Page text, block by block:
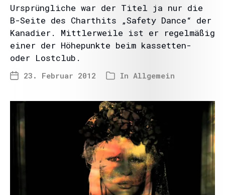
Ursprüngliche war der Titel ja nur die
B-Seite des Charthits „Safety Dance“ der
Kanadier. Mittlerweile ist er regelmäßig
einer der Höhepunkte beim kassetten-
oder Lostclub.
23. Februar 2012 In Allgemein